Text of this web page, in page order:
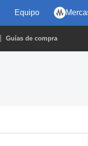
Equipo
Guías de compra